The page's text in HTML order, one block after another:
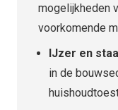
mogelijkheden
voorkomende
IJzer en
in de